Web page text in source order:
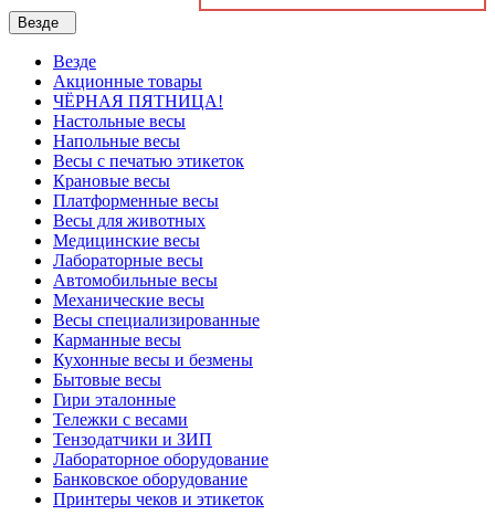
Везде
Везде
Акционные товары
ЧЁРНАЯ ПЯТНИЦА!
Настольные весы
Напольные весы
Весы с печатью этикеток
Крановые весы
Платформенные весы
Весы для животных
Медицинские весы
Лабораторные весы
Автомобильные весы
Механические весы
Весы специализированные
Карманные весы
Кухонные весы и безмены
Бытовые весы
Гири эталонные
Тележки с весами
Тензодатчики и ЗИП
Лабораторное оборудование
Банковское оборудование
Принтеры чеков и этикеток